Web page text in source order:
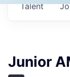
Talent
Junior